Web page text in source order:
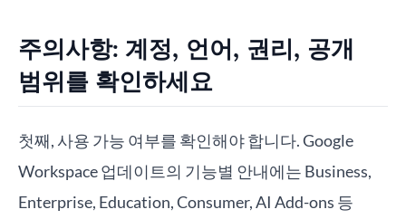
주의사항: 계정, 언어, 권리, 공개
범위를 확인하세요
첫째, 사용 가능 여부를 확인해야 합니다. Google
Workspace 업데이트의 기능별 안내에는 Business,
Enterprise, Education, Consumer, AI Add-ons 등